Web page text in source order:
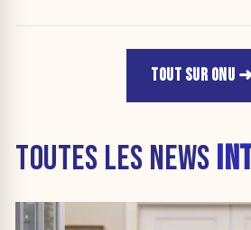
TOUT SUR ONU
TOUTES LES NEWS